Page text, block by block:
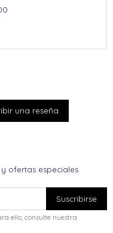
una reseña
ofertas especiales
ello, consulte nuestra